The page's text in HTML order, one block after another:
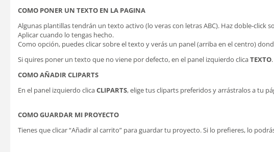
COMO PONER UN TEXTO EN LA PAGINA
Algunas plantillas tendrán un texto activo (lo veras con letras ABC). Haz doble-
Aplicar cuando lo tengas hecho.
Como opción, puedes clicar sobre el texto y verás un panel (arriba en el centro)
Si quires poner un texto que no viene por defecto, en el panel izquierdo clicaTEXTO
COMO AÑADIR CLIPARTS
En el panel izquierdo clicaCLIPARTS, elige tus cliparts preferidos y arrástralos a tu
COMO GUARDAR MI PROYECTO
Tienes que clicar “Añadir al carrito” para guardar tu proyecto. Si lo prefieres, lo